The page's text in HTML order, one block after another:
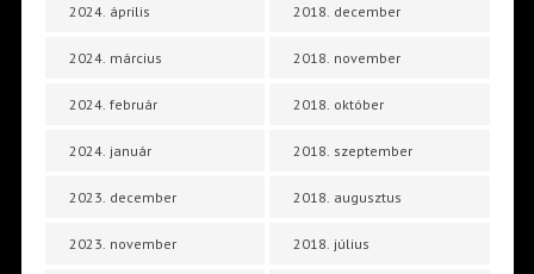
2024. április
2024. március
2024. február
2024. január
2023. december
2023. november
2018. december
2018. november
2018. október
2018. szeptember
2018. augusztus
2018. július